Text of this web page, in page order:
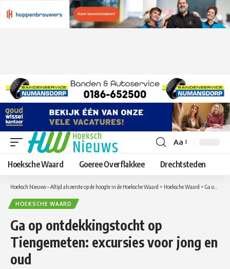
Lettergrootte
aanpassen
Aa
Hoeksche Waard Goeree Overflakkee Drechtsteden
Hoeksch Nieuws – Altijd als eerste op de hoogte in de Hoeksche Waard > Hoeksche Waard > Ga op ontdekkingstocht op Tiengemeten: excursies voor jong en oud
HOEKSCHE WAARD
Ga op ontdekkingstocht op
Tiengemeten: excursies voor jong en
oud